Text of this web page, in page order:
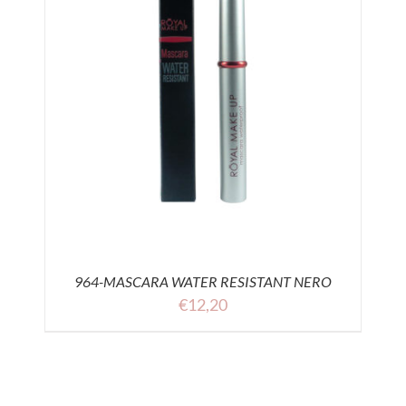
964-MASCARA WATER RESISTANT NERO
€12,20